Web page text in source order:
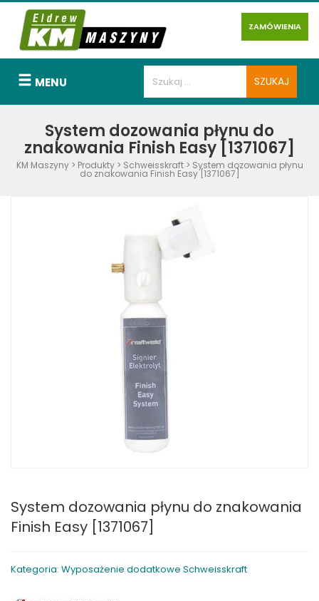
ZAMÓWIENIA
MENU
System dozowania płynu do
znakowania Finish Easy [1371067]
KM Maszyny> Produkty> Schweisskraft> System dozowania płynu
do znakowania Finish Easy [1371067]
System dozowania płynu do znakowania
Finish Easy [1371067]
Kategoria: Wyposażenie dodatkowe Schweisskraft